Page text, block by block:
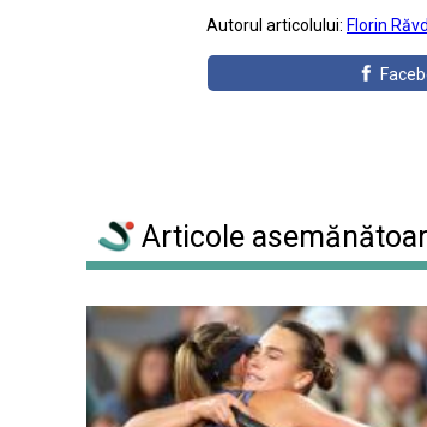
Autorul articolului: Florin
Articole